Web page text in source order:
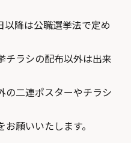
降は公職選挙法で定め
ラシの配布以外は出来
二連ポスターやチラシ
願いいたします。